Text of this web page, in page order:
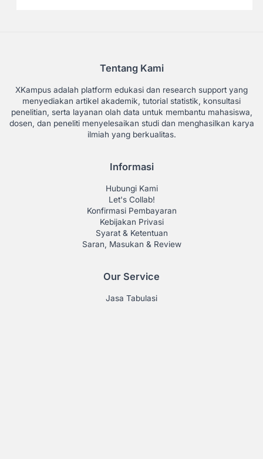
Tentang Kami
XKampus adalah platform edukasi dan research support yang
menyediakan artikel akademik, tutorial statistik, konsultasi
penelitian, serta layanan olah data untuk membantu mahasiswa,
dosen, dan peneliti menyelesaikan studi dan menghasilkan karya
ilmiah yang berkualitas.
Informasi
Hubungi Kami
Let's Collab!
Konfirmasi Pembayaran
Kebijakan Privasi
Syarat & Ketentuan
Saran, Masukan & Review
Our Service
Jasa Tabulasi